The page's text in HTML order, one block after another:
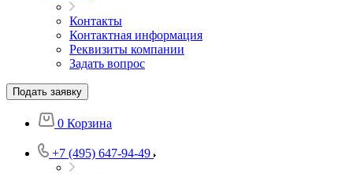
Контакты
Контактная информация
Реквизиты компании
Задать вопрос
Подать заявку
0 Корзина
+7 (495) 647-94-49